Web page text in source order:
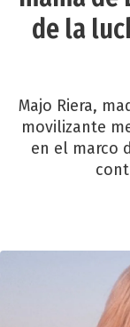
de la
Majo Riera,
movilizante
en el marco